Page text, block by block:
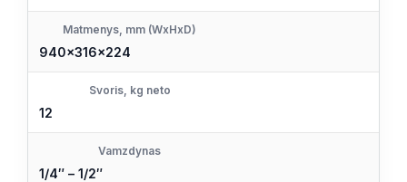
Matmenys, mm (WxHxD)
940x316x224
Svoris, kg neto
12
Vamzdynas
1/4″ – 1/2″